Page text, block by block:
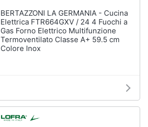
BERTAZZONI LA GERMANIA - Cucina
Elettrica FTR664GXV / 24 4 Fuochi a
Gas Forno Elettrico Multifunzione
Termoventilato Classe A+ 59.5 cm
Colore Inox